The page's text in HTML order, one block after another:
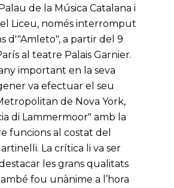
de la Música Catalana i
Liceu, només interromput
d'"Amleto", a partir del 9
al teatre Palais Garnier.
important en la seva
va efectuar el seu
de Nova York,
di Lammermoor" amb la
funcions al costat del
La crítica li va ser
les grans qualitats
fou unànime a l’hora